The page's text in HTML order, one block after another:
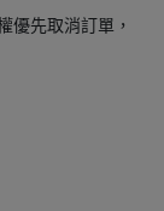
優先取消訂單，